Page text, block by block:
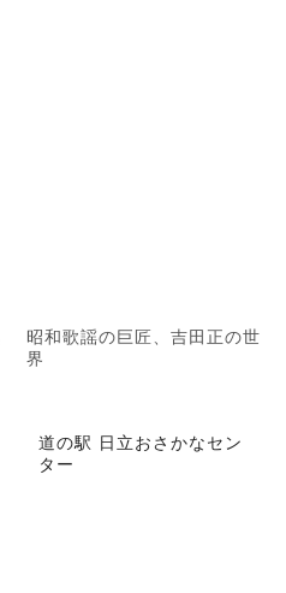
昭和歌謡の巨匠、吉田正の世
界
道の駅 日立おさかなセン
ター